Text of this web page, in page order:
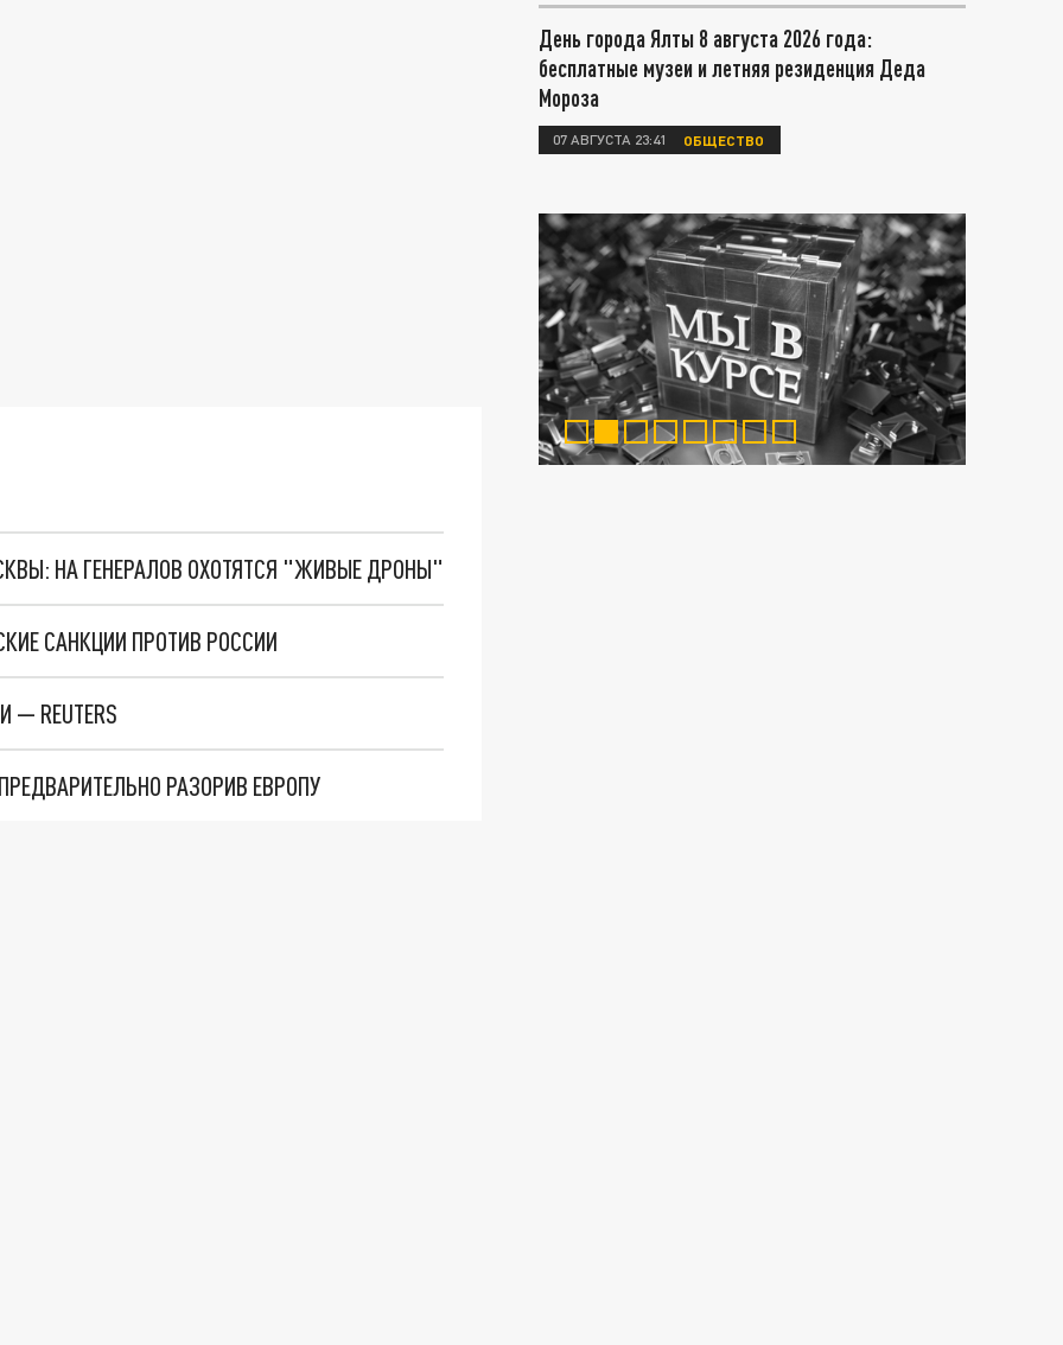
НА ГЕНЕРАЛОВ ОХОТЯТСЯ "ЖИВЫЕ ДРОНЫ"
САНКЦИИ ПРОТИВ РОССИИ
REUTERS
РАЗОРИВ ЕВРОПУ
День города Ялты 8 августа 2026 года:
бесплатные музеи и летняя резиденция Деда
Мороза
07 АВГУСТА 23:41 ОБЩЕСТВО